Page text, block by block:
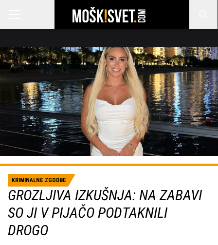
KRIMINALNE ZGODBE
GROZLJIVA IZKUŠNJA: NA ZABAVI
SO JI V PIJAČO PODTAKNILI
DROGO